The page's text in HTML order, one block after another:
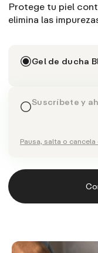
Protege tu piel
elimina las
Gel de ducha
Suscríbete y
Pausa, salta o